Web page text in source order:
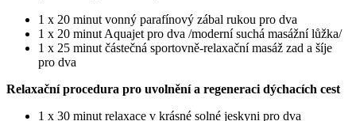
1 x 20 minut vonný parafínový zábal rukou pro dva
1 x 20 minut Aquajet pro dva /moderní suchá masážní lůžka/
1 x 25 minut částečná sportovně-relaxační masáž zad a šíje
pro dva
Relaxační procedura pro uvolnění a regeneraci dýchacích cest
1 x 30 minut relaxace v krásné solné jeskyni pro dva